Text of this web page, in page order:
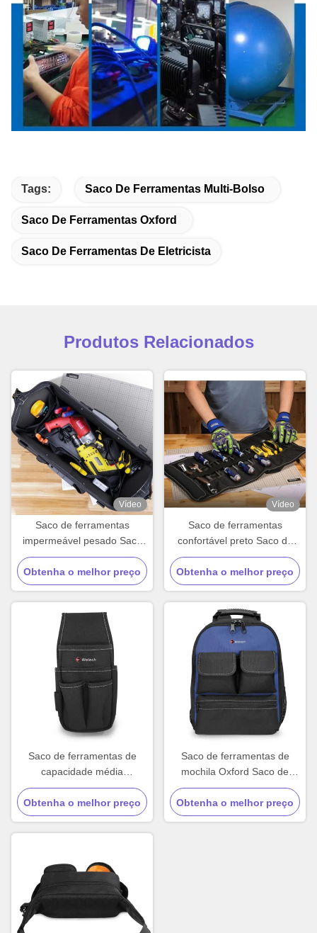
Tags: Saco De Ferramentas Multi-Bolso
Saco De Ferramentas Oxford
Saco De Ferramentas De Eletricista
Produtos Relacionados
Vídeo
Saco de ferramentas
impermeável pesado Saco
de ferramentas de
manutenção personalizado
Médio macio
Obtenha o melhor preço
Vídeo
Saco de ferramentas
confortável preto Saco de
ferramentas com
capacidade média
Obtenha o melhor preço
Saco de ferramentas de
capacidade média
impermeável Saco de
ferramentas portátil cintura
preto
Obtenha o melhor preço
Saco de ferramentas de
mochila Oxford Saco de
ferramentas de bolso preto
com saco de cintura
Obtenha o melhor preço